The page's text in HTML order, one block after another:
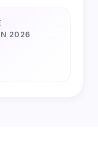
2026